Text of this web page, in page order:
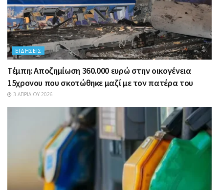
ΕΙΔΉΣΕΙΣ
Τέμπη: Αποζημίωση 360.000 ευρώ στην οικογένεια
15χρονου που σκοτώθηκε μαζί με τον πατέρα του
3 ΑΠΡΙΛΊΟΥ 2026